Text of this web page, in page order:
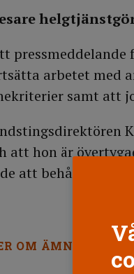
pressmeddelande
arbetet med
samt att
att hon är
att behålla och
OM ÄMNET